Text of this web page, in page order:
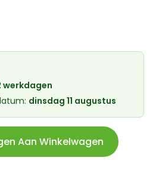
werkdagen
dinsdag 11 augustus
Aan Winkelwagen